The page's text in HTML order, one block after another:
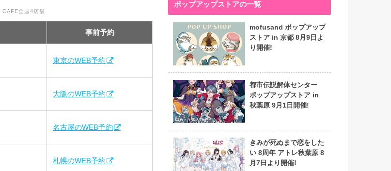
CAFE全国4店舗
事前予約
東京のWEB予約
大阪のWEB予約
名古屋のWEB予約
札幌のWEB予約
ポップアップストアの一覧
mofusand ポップアップ
ストア in 京都 8月9日よ
り開催!
都市伝説解体センター
ポップアップストア in
秋葉原 9月1日開催!
きみが死ぬまで恋をした
い 8周年 アトレ秋葉原 8
月7日より開催!